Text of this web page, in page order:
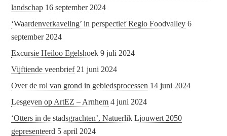
landschap 16 september 2024
‘Waardenverkaveling’ in perspectief Regio Foodvalley 6
september 2024
Excursie Heiloo Egelshoek 9 juli 2024
Vijftiende veenbrief 21 juni 2024
Over de rol van grond in gebiedsprocessen 14 juni 2024
Lesgeven op ArtEZ – Arnhem 4 juni 2024
‘Otters in de stadsgrachten’, Natuerlik Ljouwert 2050
gepresenteerd 5 april 2024